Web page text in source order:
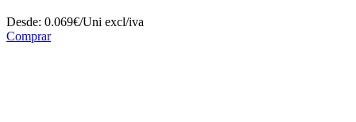
Desde: 0.069€/Uni excl/iva
Comprar